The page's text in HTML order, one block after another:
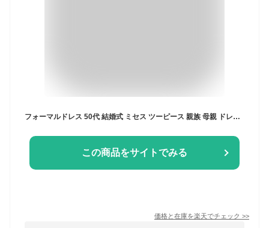
この商品をサイトでみる
価格と在庫を楽天でチェック >>